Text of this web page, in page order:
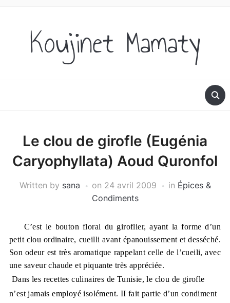
Koujinet Mamaty
Le clou de girofle (Eugénia
Caryophyllata) Aoud Quronfol
Written by sana on 24 avril 2009 in Épices &
Condiments
C’est le bouton floral du giroflier, ayant la forme d’un
petit clou ordinaire, cueilli avant épanouissement et desséché.
Son odeur est très aromatique rappelant celle de l’cueili, avec
une saveur chaude et piquante très appréciée.
Dans les recettes culinaires de Tunisie, le clou de girofle
n’est jamais employé isolément. II fait partie d’un condiment